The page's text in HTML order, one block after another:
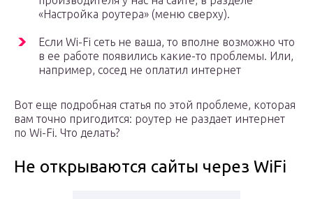
«Настройка роутера» (меню сверху).
Если Wi-Fi сеть не ваша, то вполне возможно что
в ее работе появились какие-то проблемы. Или,
например, сосед не оплатил интернет
Вот еще подробная статья по этой проблеме, которая
вам точно пригодится: роутер не раздает интернет
по Wi-Fi. Что делать?
Не открываются сайты через WiFi